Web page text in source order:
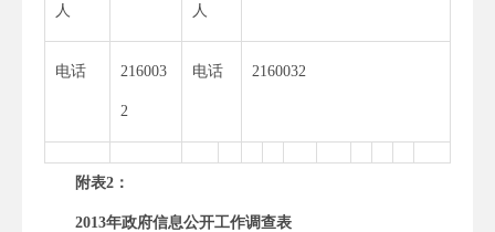
人 人
电话 216003
2
电话 2160032
附表2 ：
2013年政府信息公开工作调查表